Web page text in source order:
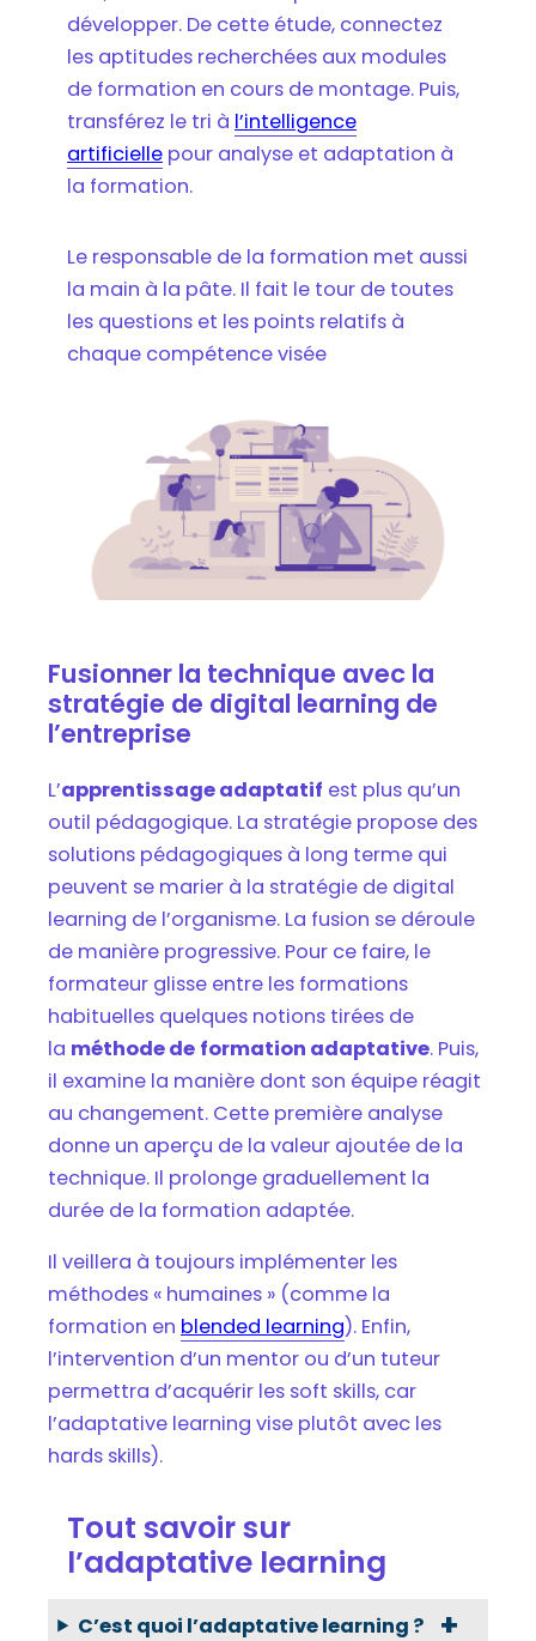
développer. De cette étude, connectez
les aptitudes recherchées aux modules
de formation en cours de montage. Puis,
transférez le tri à l’intelligence
artificielle pour analyse et adaptation à
la formation.
Le responsable de la formation met aussi
la main à la pâte. Il fait le tour de toutes
les questions et les points relatifs à
chaque compétence visée
Fusionner la technique avec la
stratégie de digital learning de
l’entreprise
L’apprentissage adaptatif est plus qu’un
outil pédagogique. La stratégie propose des
solutions pédagogiques à long terme qui
peuvent se marier à la stratégie de digital
learning de l’organisme. La fusion se déroule
de manière progressive. Pour ce faire, le
formateur glisse entre les formations
habituelles quelques notions tirées de
la méthode de formation adaptative. Puis,
il examine la manière dont son équipe réagit
au changement. Cette première analyse
donne un aperçu de la valeur ajoutée de la
technique. Il prolonge graduellement la
durée de la formation adaptée.
Il veillera à toujours implémenter les
méthodes « humaines » (comme la
formation en blended learning). Enfin,
l’intervention d’un mentor ou d’un tuteur
permettra d’acquérir les soft skills, car
l’adaptative learning vise plutôt avec les
hards skills).
Tout savoir sur
l’adaptative learning
C’est quoi l’adaptative learning ?